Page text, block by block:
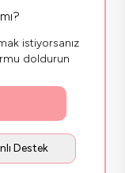
istiyorsanız
doldurun
Destek